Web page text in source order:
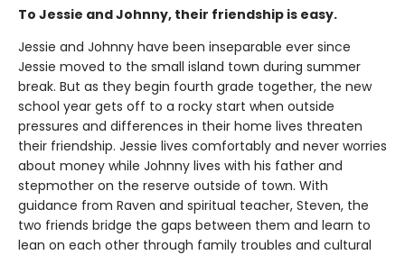
To Jessie and Johnny, their friendship is easy.
Jessie and Johnny have been inseparable ever since
Jessie moved to the small island town during summer
break. But as they begin fourth grade together, the new
school year gets off to a rocky start when outside
pressures and differences in their home lives threaten
their friendship. Jessie lives comfortably and never worries
about money while Johnny lives with his father and
stepmother on the reserve outside of town. With
guidance from Raven and spiritual teacher, Steven, the
two friends bridge the gaps between them and learn to
lean on each other through family troubles and cultural